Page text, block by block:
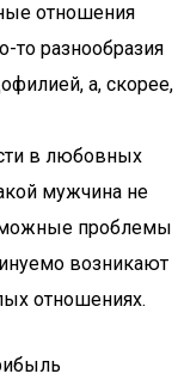
отношения
то разнообразия
а, скорее,
в любовных
мужчина не
проблемы
возникают
отношениях.